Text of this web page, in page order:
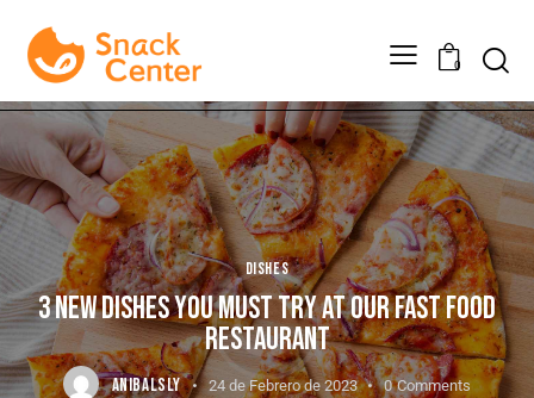
0
DISHES
3 NEW DISHES YOU MUST TRY AT OUR FAST FOOD
RESTAURANT
ANIBALSLY 24 de Febrero de 2023 0 Comments